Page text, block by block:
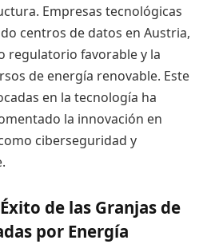
Empresas tecnológicas
centros de datos en Austria,
regulatorio favorable y la
de energía renovable. Este
en la tecnología ha
la innovación en
ciberseguridad y
de las Granjas de
por Energía